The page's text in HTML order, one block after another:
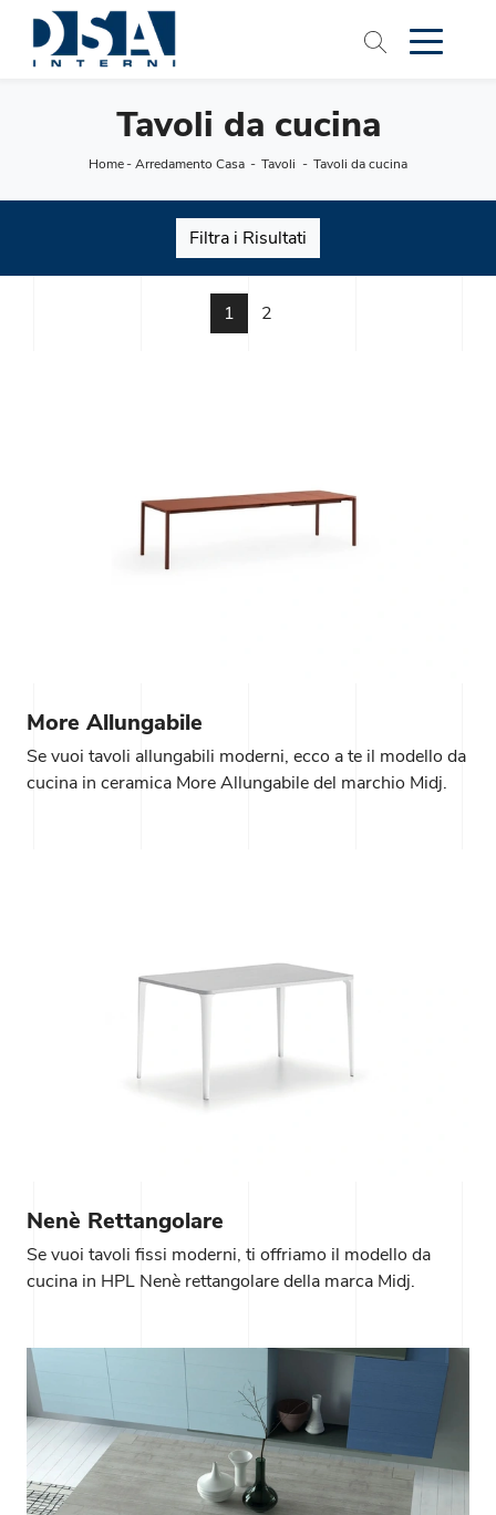
Tavoli da cucina
Home-Arredamento Casa - Tavoli - Tavoli da cucina
Filtra i Risultati
1 2
More Allungabile
Se vuoi tavoli allungabili moderni, ecco a te il modello da
cucina in ceramica More Allungabile del marchio Midj.
Nenè Rettangolare
Se vuoi tavoli fissi moderni, ti offriamo il modello da
cucina in HPL Nenè rettangolare della marca Midj.